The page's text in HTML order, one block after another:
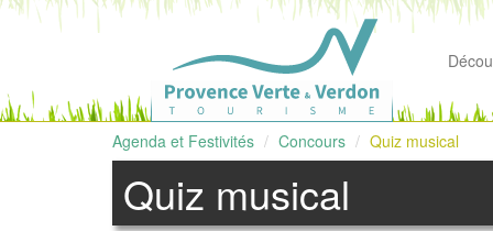
Agenda et Festivités Concours Quiz musical
Quiz musical